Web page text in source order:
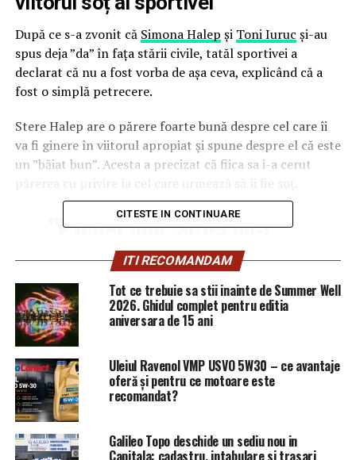
După ce s-a zvonit că Simona Halep și Toni Iuruc și-au
spus deja ”da” în fața stării civile, tatăl sportivei a
declarat că nu a fost vorba de așa ceva, explicând că a
fost o simplă petrecere.
Stere Halep are o părere foarte bună despre cel care îi
va fi ginere în viitorul apropiat și spune despre el că este
un ”băiat bun”. Acesta a precizat că fiica sa i-a cerut
părerea cu privire la cel care urmează să îi fie soț.
”E băiat bun, altfel nu-l
alegeam. Dacă ei i-a
plăcut și nouă ne place. La
început, orice copil își
întreabă părinții dacă le
place alesul, ce părere au
despre el. I-am zis, daca
ție îți place, și nouă ne
place. Știti cum e
CITESTE IN CONTINUARE
ITI RECOMANDAM
Tot ce trebuie sa stii inainte de Summer Well
2026. Ghidul complet pentru editia
aniversara de 15 ani
Uleiul Ravenol VMP USVO 5W30 – ce avantaje
oferă și pentru ce motoare este
recomandat?
Galileo Topo deschide un sediu nou in
Capitala: cadastru, intabulare si trasari